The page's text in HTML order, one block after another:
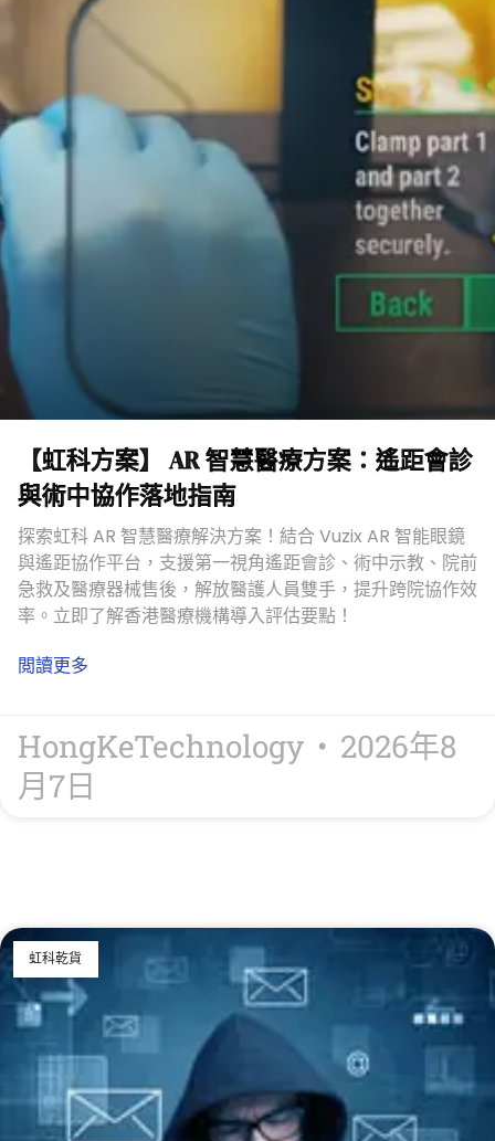
【虹科方案】 AR 智慧醫療方案：遙距會診
與術中協作落地指南
探索虹科 AR 智慧醫療解決方案！結合 Vuzix AR 智能眼鏡
與遙距協作平台，支援第一視角遙距會診、術中示教、院前
急救及醫療器械售後，解放醫護人員雙手，提升跨院協作效
率。立即了解香港醫療機構導入評估要點！
閲讀更多
HongKeTechnology
2026年8
月7日
虹科乾貨